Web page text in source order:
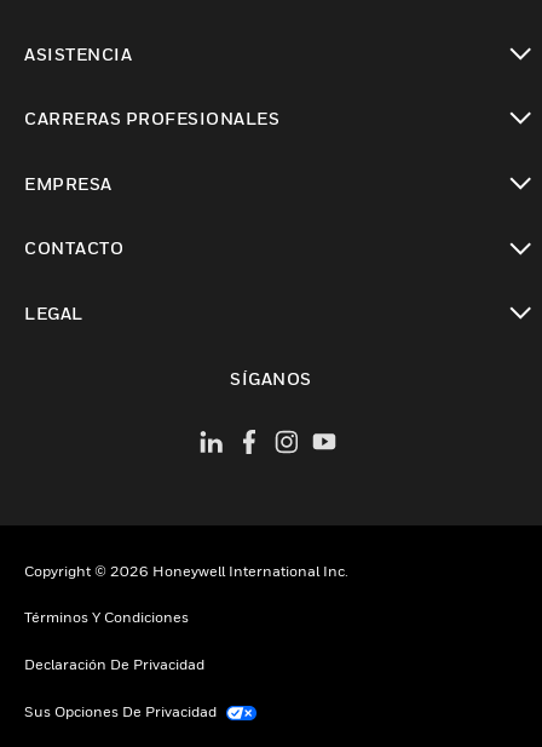
ASISTENCIA
CARRERAS PROFESIONALES
EMPRESA
CONTACTO
LEGAL
SÍGANOS
Copyright © 2026 Honeywell International Inc.
Términos Y Condiciones
Declaración De Privacidad
Sus Opciones De Privacidad